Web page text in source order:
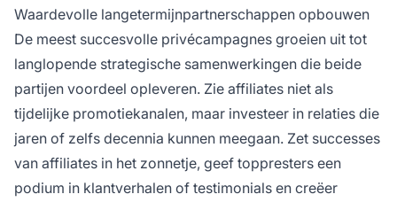
Waardevolle langetermijnpartnerschappen opbouwen
De meest succesvolle privécampagnes groeien uit tot
langlopende strategische samenwerkingen die beide
partijen voordeel opleveren. Zie affiliates niet als
tijdelijke promotiekanalen, maar investeer in relaties die
jaren of zelfs decennia kunnen meegaan. Zet successes
van affiliates in het zonnetje, geef toppresters een
podium in klantverhalen of testimonials en creëer